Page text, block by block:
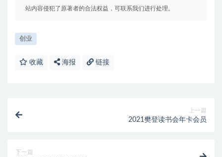
站内容侵犯了原著者的合法权益，可联系我们进行处理。
创业
收藏 海报 链接
上一篇
2021樊登读书会年卡会员
下一篇